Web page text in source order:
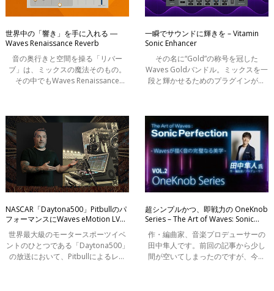
世界中の「響き」を手に入れる ―
Waves Renaissance Reverb
音の奥行きと空間を操る「リバー
ブ」は、ミックスの魔法そのもの。
その中でもWaves Renaissance
頼のプラグインです。
一瞬でサウンドに輝きを – Vitamin
Sonic Enhancer
その名に“Gold”の称号を冠した
Waves Goldバンドル。ミックスを一
段と輝かせるためのプラグインがそ
り音に“ビタミン”を加えるような役割
を果たす、魅力
NASCAR「Daytona500」Pitbullのパ
フォーマンスにWaves eMotion LV1
Classicコンソールを採用
世界最大級のモータースポーツイベ
ントのひとつである「Daytona500」
の放送において、Pitbullによるレー
超シンプルかつ、即戦力の OneKnob
Series – The Art of Waves: Sonic
Perfection
作・編曲家、音楽プロデューサーの
田中隼人です。前回の記事から少し
間が空いてしまったのですが、今回